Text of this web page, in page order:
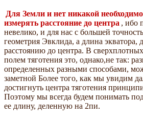
Для Земли и нет никакой
измерять расстояние до центра , ибо
невелико, и для нас с большей
геометрия Эвклида, а длина экватора,
расстоянию до центра. В
полем тяготения это, однако,не так:
определенных разными способами,
заметной Более того, как мы увидим
достигнуть центра тяготения
Поэтому мы всегда будем понимать
ее длину, деленную на 2пи.